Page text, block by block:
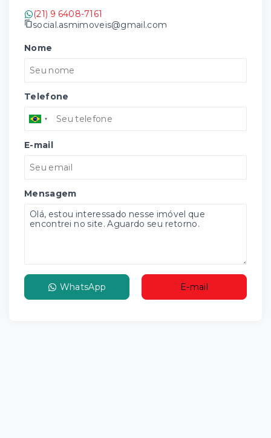
(21) 9 6408-7161
social.asmimoveis@gmail.com
Nome
Telefone
E-mail
Mensagem
WhatsApp E-mail